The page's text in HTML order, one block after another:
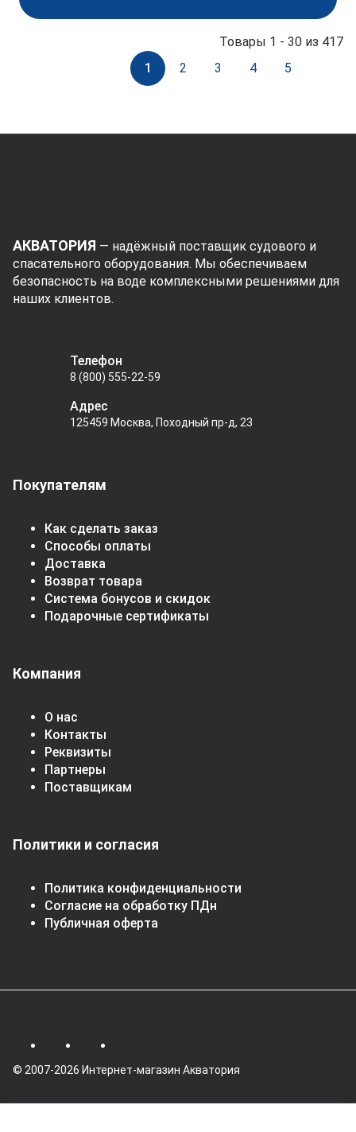
Товары 1 - 30 из 417
1
2 3 4 5
АКВАТОРИЯ — надёжный поставщик судового и
спасательного оборудования. Мы обеспечиваем
безопасность на воде комплексными решениями для
наших клиентов.
Покупателям
Как сделать заказ
Способы оплаты
Доставка
Возврат товара
Система бонусов и скидок
Подарочные сертификаты
Компания
О нас
Контакты
Реквизиты
Партнеры
Поставщикам
Политики и согласия
Политика конфиденциальности
Согласие на обработку ПДн
Публичная оферта
Телефон
8 (800) 555-22-59
Адрес
125459 Москва, Походный пр-д, 23
© 2007-2026 Интернет-магазин Акватория